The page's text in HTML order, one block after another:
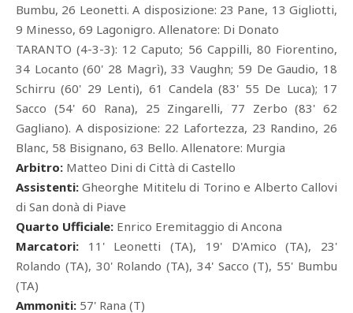
Bumbu, 26 Leonetti. A disposizione: 23 Pane, 13 Gigliotti,
9 Minesso, 69 Lagonigro. Allenatore: Di Donato
TARANTO (4-3-3): 12 Caputo; 56 Cappilli, 80 Fiorentino,
34 Locanto (60' 28 Magrì), 33 Vaughn; 59 De Gaudio, 18
Schirru (60' 29 Lenti), 61 Candela (83' 55 De Luca); 17
Sacco (54' 60 Rana), 25 Zingarelli, 77 Zerbo (83' 62
Gagliano). A disposizione: 22 Lafortezza, 23 Randino, 26
Blanc, 58 Bisignano, 63 Bello. Allenatore: Murgia
Arbitro: Matteo Dini di Città di Castello
Assistenti: Gheorghe Mititelu di Torino e Alberto Callovi
di San donà di Piave
Quarto Ufficiale: Enrico Eremitaggio di Ancona
Marcatori: 11' Leonetti (TA), 19' D'Amico (TA), 23'
Rolando (TA), 30' Rolando (TA), 34' Sacco (T), 55' Bumbu
(TA)
Ammoniti: 57' Rana (T)